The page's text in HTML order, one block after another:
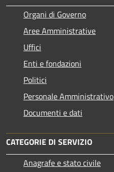
Organi di Governo
Aree Amministrative
Uffici
Enti e fondazioni
Politici
Personale Amministrativo
Documenti e dati
CATEGORIE DI SERVIZIO
Anagrafe e stato civile